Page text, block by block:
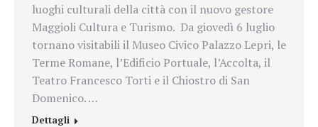
luoghi culturali della città con il nuovo gestore
Maggioli Cultura e Turismo. Da giovedì 6 luglio
tornano visitabili il Museo Civico Palazzo Lepri, le
Terme Romane, l’Edificio Portuale, l’Accolta, il
Teatro Francesco Torti e il Chiostro di San
Domenico. …
Dettagli